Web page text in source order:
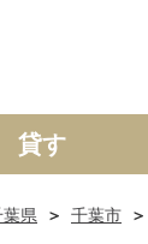
マンショ
貸す
葉県 千葉市